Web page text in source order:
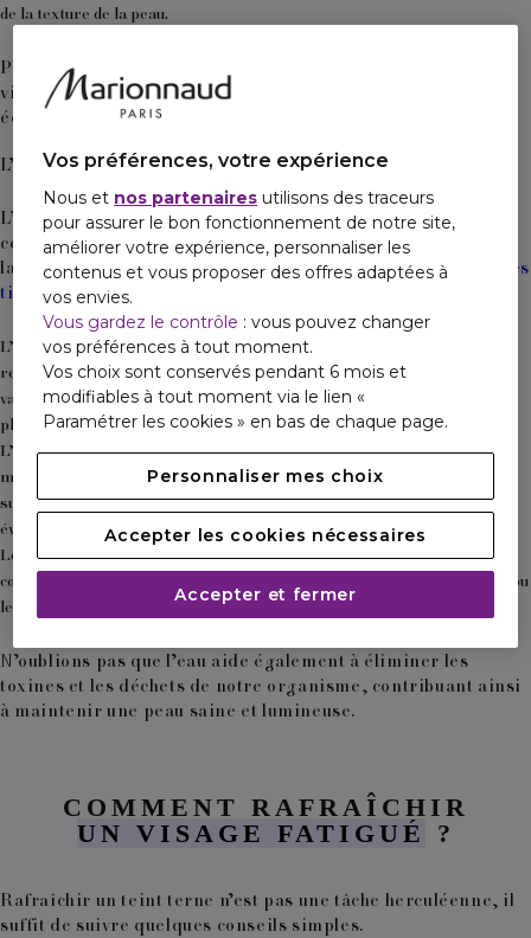
de la texture de la peau.
Présente dans de nombreux fruits et légumes, l’apport en
vitamine C peut être optimisé par une alimentation
équilibrée.
L’eau, Une Nécessité Pour Une Peau Hydratée
L’eau est indissociable d’une peau bien hydratée . Sa
consommation régulière permet de maintenir l’élasticité et
la souplesse de la peau, tout en évitantle dessèchement et les
tiraillements.
L’hydratation interne: Boire au moins 1,5 litres d’eau par jour est
recommandé pour une bonne hydratation interne. Cette quantité peut
varier en fonction de divers facteurs comme l’âge, le sexe, l’activité
physique, et la température ambiante.
L’hydratation externe: L’application de crèmes hydratantes aide à
maintenir une peau bien hydratée en formant un film protecteur à sa
surface. Ces soins aident à retenir l’eau dans la peau et à éviter son
évaporation.
Les eaux minérales et leurs bienfaits: Certaines eaux minérales
contiennent des minéraux essentiels comme le calcium, le magnésium ou
le silicium qui peuvent améliorer l’élasticité de la peau.
N’oublions pas que l’eau aide également à éliminer les
toxines et les déchets de notre organisme, contribuant ainsi
à maintenir une peau saine et lumineuse.
COMMENT RAFRAÎCHIR
UN VISAGE FATIGUÉ
?
Rafraîchir un teint terne n’est pas une tâche herculéenne, il
suffit de suivre quelques conseils simples.
Vos préférences, votre expérience
Nous et nos partenaires utilisons des traceurs
pour assurer le bon fonctionnement de notre site,
améliorer votre expérience, personnaliser les
contenus et vous proposer des offres adaptées à
vos envies.
Vous gardez le contrôle : vous pouvez changer
vos préférences à tout moment.
Vos choix sont conservés pendant 6 mois et
modifiables à tout moment via le lien «
Paramétrer les cookies » en bas de chaque page.
Personnaliser mes choix
Accepter les cookies nécessaires
Accepter et fermer